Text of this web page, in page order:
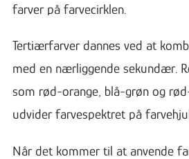
farver på farvecirklen.
Tertiærfarver dannes ved at
med en nærliggende sekundær.
som rød-orange, blå-grøn og
udvider farvespektret på
Når det kommer til at anvende